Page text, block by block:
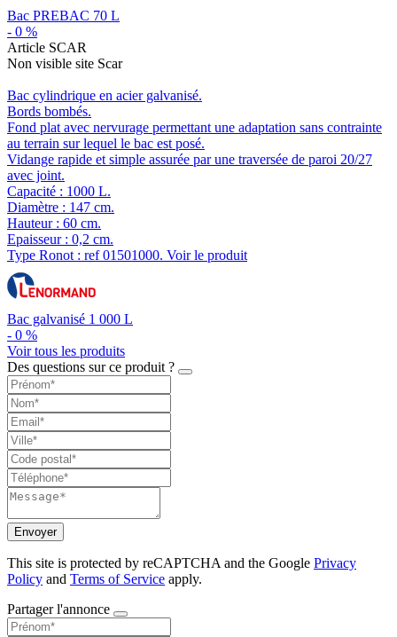
Bac PREBAC 70 L
- 0 %
Article SCAR
Non visible site Scar
Bac cylindrique en acier galvanisé.
Bords bombés.
Fond plat avec nervurage permettant une adaptation sans contrainte
au terrain sur lequel le bac est posé.
Vidange rapide et simple assurée par une traversée de paroi 20/27
avec joint.
Capacité : 1000 L.
Diamètre : 147 cm.
Hauteur : 60 cm.
Epaisseur : 0,2 cm.
Type Ronot : ref 01501000. Voir le produit
Bac galvanisé 1 000 L
- 0 %
Voir tous les produits
Des questions sur ce produit ?
Envoyer
This site is protected by reCAPTCHA and the Google Privacy
Policy and Terms of Service apply.
Partager l'annonce